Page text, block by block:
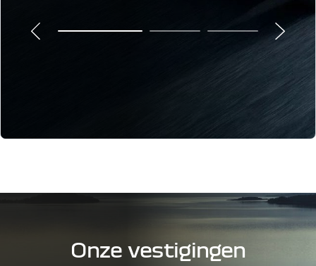
Onze vestigingen